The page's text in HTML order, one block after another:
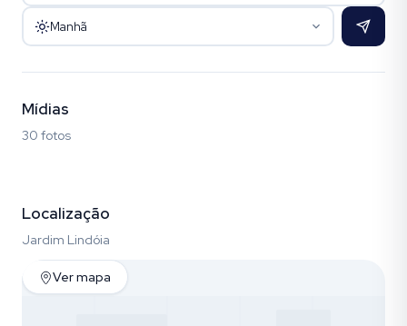
Manhã
Mídias
30 fotos
Localização
Jardim Lindóia
Ver mapa